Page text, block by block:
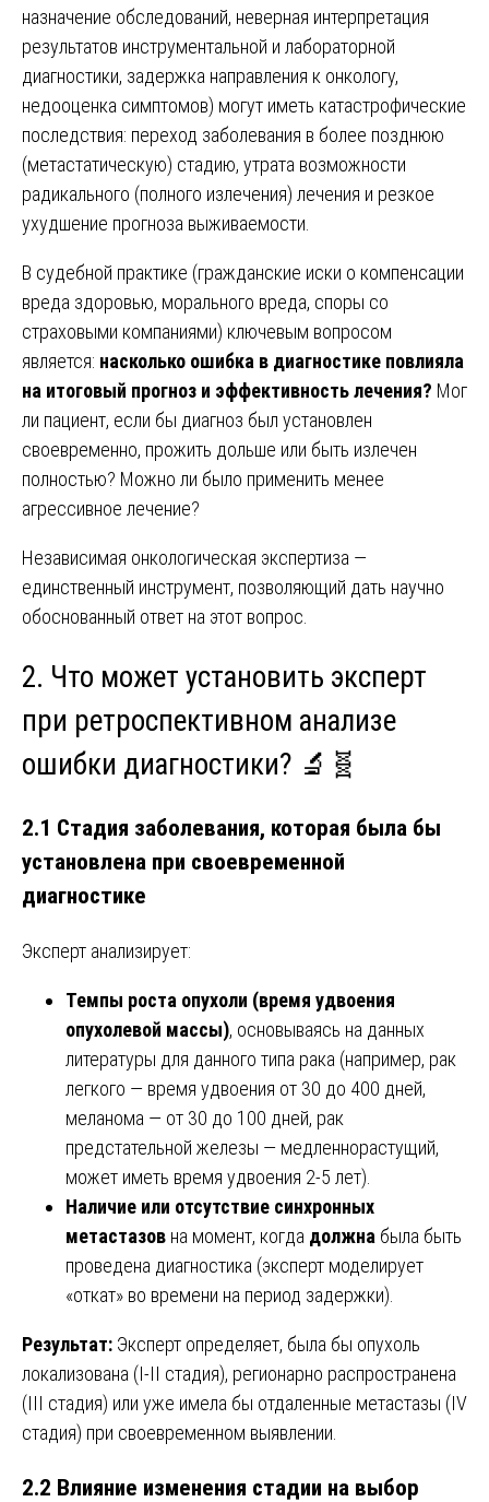
назначение обследований, неверная интерпретация
результатов инструментальной и лабораторной
диагностики, задержка направления к онкологу,
недооценка симптомов) могут иметь катастрофические
последствия: переход заболевания в более позднюю
(метастатическую) стадию, утрата возможности
радикального (полного излечения) лечения и резкое
ухудшение прогноза выживаемости.
В судебной практике (гражданские иски о компенсации
вреда здоровью, морального вреда, споры со
страховыми компаниями) ключевым вопросом
является: насколько ошибка в диагностике повлияла
на итоговый прогноз и эффективность лечения? Мог
ли пациент, если бы диагноз был установлен
своевременно, прожить дольше или быть излечен
полностью? Можно ли было применить менее
агрессивное лечение?
Независимая онкологическая экспертиза —
единственный инструмент, позволяющий дать научно
обоснованный ответ на этот вопрос.
2. Что может установить эксперт
при ретроспективном анализе
ошибки диагностики? 🔬🧬
2.1 Стадия заболевания, которая была бы
установлена при своевременной
диагностике
Эксперт анализирует:
Темпы роста опухоли (время удвоения
опухолевой массы), основываясь на данных
литературы для данного типа рака (например, рак
легкого — время удвоения от 30 до 400 дней,
меланома — от 30 до 100 дней, рак
предстательной железы — медленнорастущий,
может иметь время удвоения 2-5 лет).
Наличие или отсутствие синхронных
метастазов на момент, когда должна была быть
проведена диагностика (эксперт моделирует
«откат» во времени на период задержки).
Результат: Эксперт определяет, была бы опухоль
локализована (I-II стадия), регионарно распространена
(III стадия) или уже имела бы отдаленные метастазы (IV
стадия) при своевременном выявлении.
2.2 Влияние изменения стадии на выбор